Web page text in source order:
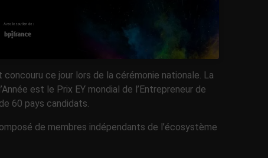
ce jour lors de la cérémonie nationale. La
est le Prix EY mondial de l’Entrepreneur de
60 pays candidats.
de membres indépendants de l’écosystème